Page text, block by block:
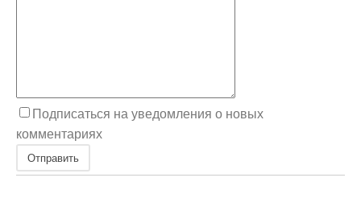
Подписаться на уведомления о новых
комментариях
Отправить